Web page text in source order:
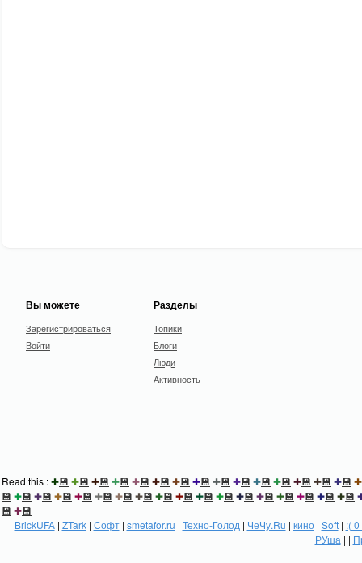
Вы можете
Зарегистрироваться
Войти
Разделы
Топики
Блоги
Люди
Активность
Read this :✚💾 ✚💾 ✚💾 ✚💾 ✚💾 ✚💾 ✚💾 ✚💾 ✚💾 ✚💾 ✚💾 ✚💾 ✚💾 ✚💾 ✚💾 ✚
💾 ✚💾 ✚💾 ✚💾 ✚💾 ✚💾 ✚💾 ✚💾 ✚💾 ✚💾 ✚💾 ✚💾 ✚💾 ✚💾 ✚💾 ✚💾 ✚💾 ✚💾
💾 ✚💾
BrickUFA| ZTark| Софт| smetafor.ru | Техно-Голод | ЧеЧу.Ru | кино| Soft| :(
РУша | |